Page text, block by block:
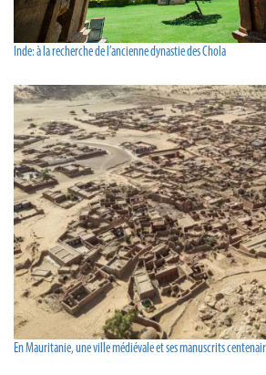
Inde: à la recherche de l’ancienne dynastie des Chola
En Mauritanie, une ville médiévale et ses manuscrits